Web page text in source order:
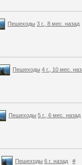
Пешеходы 3 г., 8 мес. назад
Пешеходы 4 г., 10 мес.
Пешеходы 5 г., 6 мес. назад
Пешеходы 6 г. назад #